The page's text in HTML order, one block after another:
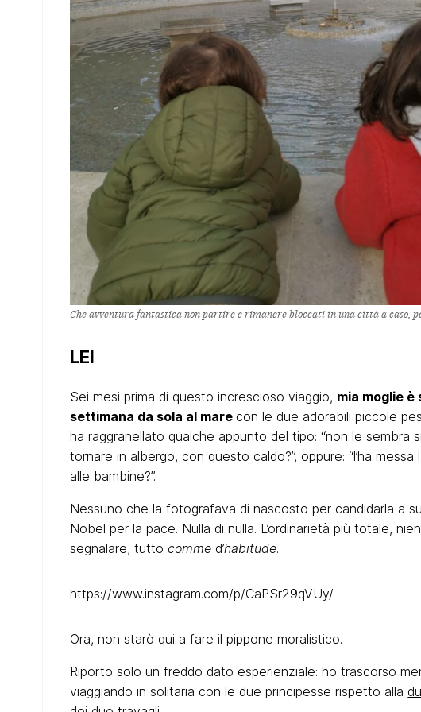
Che avventura fantastica non partire e rimanere bloccati in una città a caso,
LEI
Sei mesi prima di questo increscioso viaggio, mia moglie
settimana da sola al mare con le due adorabili piccole
ha raggranellato qualche appunto del tipo: “non le sembra
tornare in albergo, con questo caldo?”, oppure: “l’ha
alle bambine?”.
Nessuno che la fotografava di nascosto per candidarla a
Nobel per la pace. Nulla di nulla. L’ordinarietà più totale,
segnalare, tuttocomme d’habitude.
https://www.instagram.com/p/CaPSr29qVUy/
Ora, non starò qui a fare il pippone moralistico.
Riporto solo un freddo dato esperienziale: ho trascorso
viaggiando in solitaria con le due principesse rispetto alla